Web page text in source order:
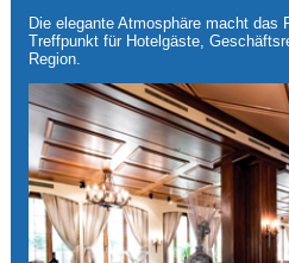
Die elegante Atmosphäre macht das
Treffpunkt für Hotelgäste,
Region.